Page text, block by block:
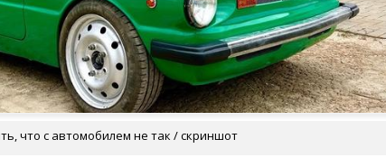
что с автомобилем не так / скриншот